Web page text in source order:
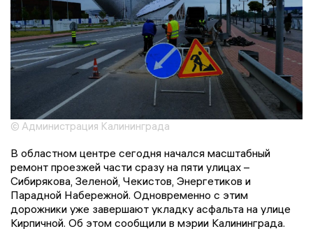
© Администрация Калининграда
В областном центре сегодня начался масштабный
ремонт проезжей части сразу на пяти улицах –
Сибирякова, Зеленой, Чекистов, Энергетиков и
Парадной Набережной. Одновременно с этим
дорожники уже завершают укладку асфальта на улице
Кирпичной. Об этом сообщили в мэрии Калининграда.